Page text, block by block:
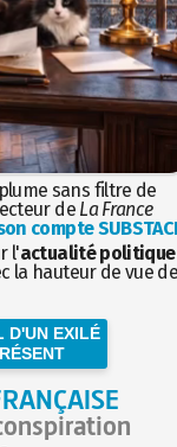
sans filtre de
de La France
compte
l'actualité politique
la hauteur de vue
D'UN EXILÉ